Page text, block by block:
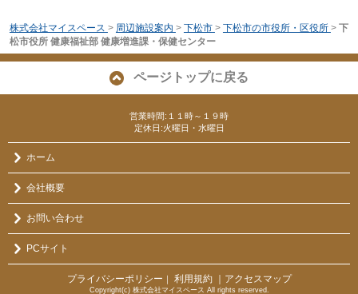
株式会社マイスペース > 周辺施設案内 > 下松市 > 下松市の市役所・区役所 > 下
松市役所 健康福祉部 健康増進課・保健センター
ページトップに戻る
営業時間:１１時～１９時
定休日:火曜日・水曜日
ホーム
会社概要
お問い合わせ
PCサイト
プライバシーポリシー ｜ 利用規約 ｜アクセスマップ
Copyright(c) 株式会社マイスペース All rights reserved.